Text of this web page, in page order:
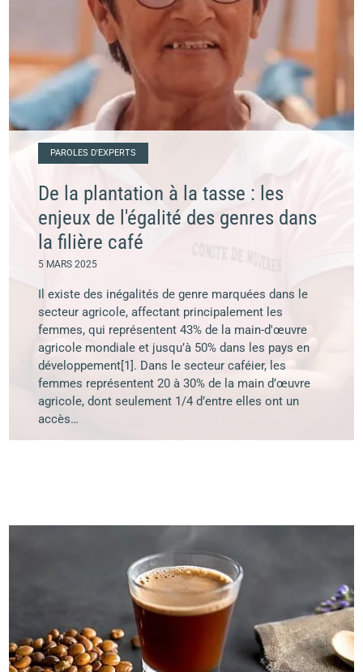
PAROLES D'EXPERTS
De la plantation à la tasse : les
enjeux de l'égalité des genres dans
la filière café
5 MARS 2025
Il existe des inégalités de genre marquées dans le
secteur agricole, affectant principalement les
femmes, qui représentent 43% de la main-d'œuvre
agricole mondiale et jusqu’à 50% dans les pays en
développement[1]. Dans le secteur caféier, les
femmes représentent 20 à 30% de la main d’œuvre
agricole, dont seulement 1/4 d’entre elles ont un
accès…